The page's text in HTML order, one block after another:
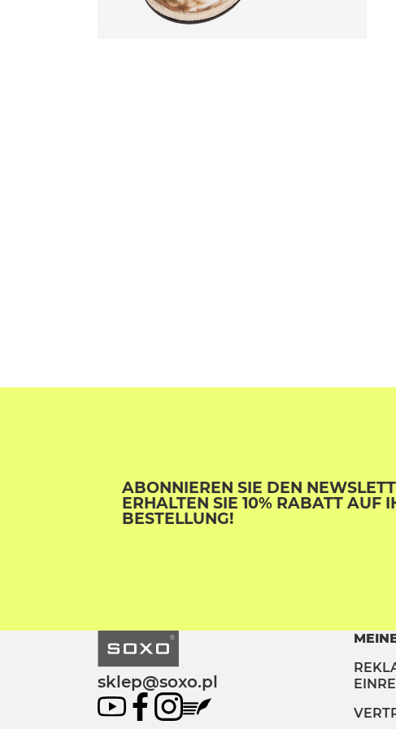
ABONNIEREN SIE DEN
ERHALTEN SIE 10% RABATT AUF
BESTELLUNG!
sklep@soxo.pl